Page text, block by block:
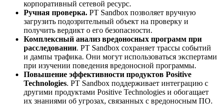
корпоративный сетевой ресурс.
Ручная проверка. PT Sandbox позволяет вручную
загрузить подозрительный объект на проверку и
получить вердикт о его безопасности.
Комплексный анализ вредоносных программ при
расследовании. PT Sandbox сохраняет трассы событий
и дампы трафика. Они могут использоваться экспертами
при изучении поведения вредоносной программы.
Повышение эффективности продуктов Positive
Technologies. PT Sandbox поддерживает интеграцию с
другими продуктами Positive Technologies и обогащает
их знаниями об угрозах, связанных с вредоносным ПО.